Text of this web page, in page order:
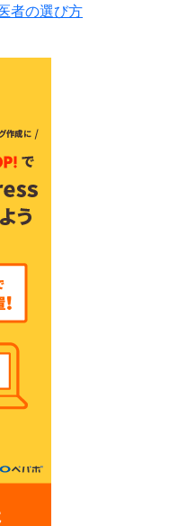
者の選び方